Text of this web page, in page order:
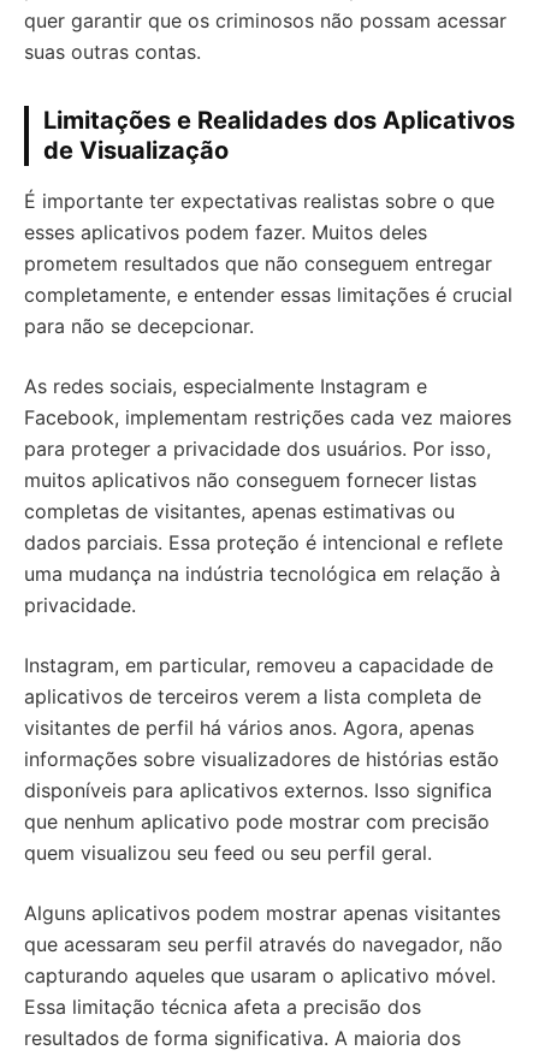
quer garantir que os criminosos não possam acessar
suas outras contas.
Limitações e Realidades dos Aplicativos
de Visualização
É importante ter expectativas realistas sobre o que
esses aplicativos podem fazer. Muitos deles
prometem resultados que não conseguem entregar
completamente, e entender essas limitações é crucial
para não se decepcionar.
As redes sociais, especialmente Instagram e
Facebook, implementam restrições cada vez maiores
para proteger a privacidade dos usuários. Por isso,
muitos aplicativos não conseguem fornecer listas
completas de visitantes, apenas estimativas ou
dados parciais. Essa proteção é intencional e reflete
uma mudança na indústria tecnológica em relação à
privacidade.
Instagram, em particular, removeu a capacidade de
aplicativos de terceiros verem a lista completa de
visitantes de perfil há vários anos. Agora, apenas
informações sobre visualizadores de histórias estão
disponíveis para aplicativos externos. Isso significa
que nenhum aplicativo pode mostrar com precisão
quem visualizou seu feed ou seu perfil geral.
Alguns aplicativos podem mostrar apenas visitantes
que acessaram seu perfil através do navegador, não
capturando aqueles que usaram o aplicativo móvel.
Essa limitação técnica afeta a precisão dos
resultados de forma significativa. A maioria dos